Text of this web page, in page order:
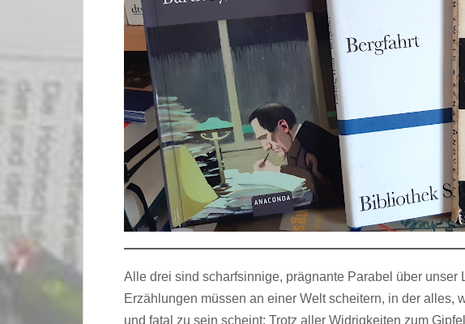
Alle drei sind scharfsinnige, prägnante Parabel über unser
Erzählungen müssen an einer Welt scheitern, in der alles,
und fatal zu sein scheint: Trotz aller Widrigkeiten zum